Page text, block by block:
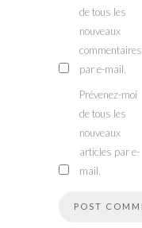
de tous les
nouveaux
commentaires
par e-mail.
Prévenez-moi
de tous les
nouveaux
articles par e-
mail.